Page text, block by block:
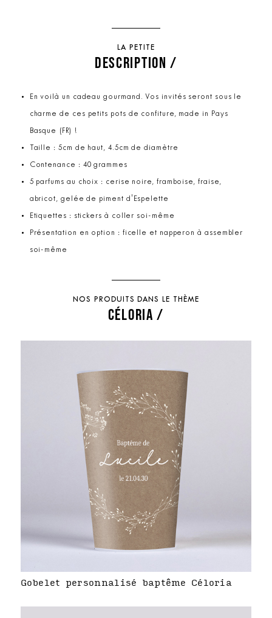
LA PETITE
DESCRIPTION /
En voilà un cadeau gourmand. Vos invités seront sous le
charme de ces petits pots de confiture, made in Pays
Basque (FR) !
Taille : 5cm de haut, 4.5cm de diamètre
Contenance : 40 grammes
5 parfums au choix : cerise noire, framboise, fraise,
abricot, gelée de piment d'Espelette
Etiquettes : stickers à coller soi-même
Présentation en option : ficelle et napperon à assembler
soi-même
NOS PRODUITS DANS LE THÈME
CÉLORIA /
Gobelet personnalisé baptême Céloria